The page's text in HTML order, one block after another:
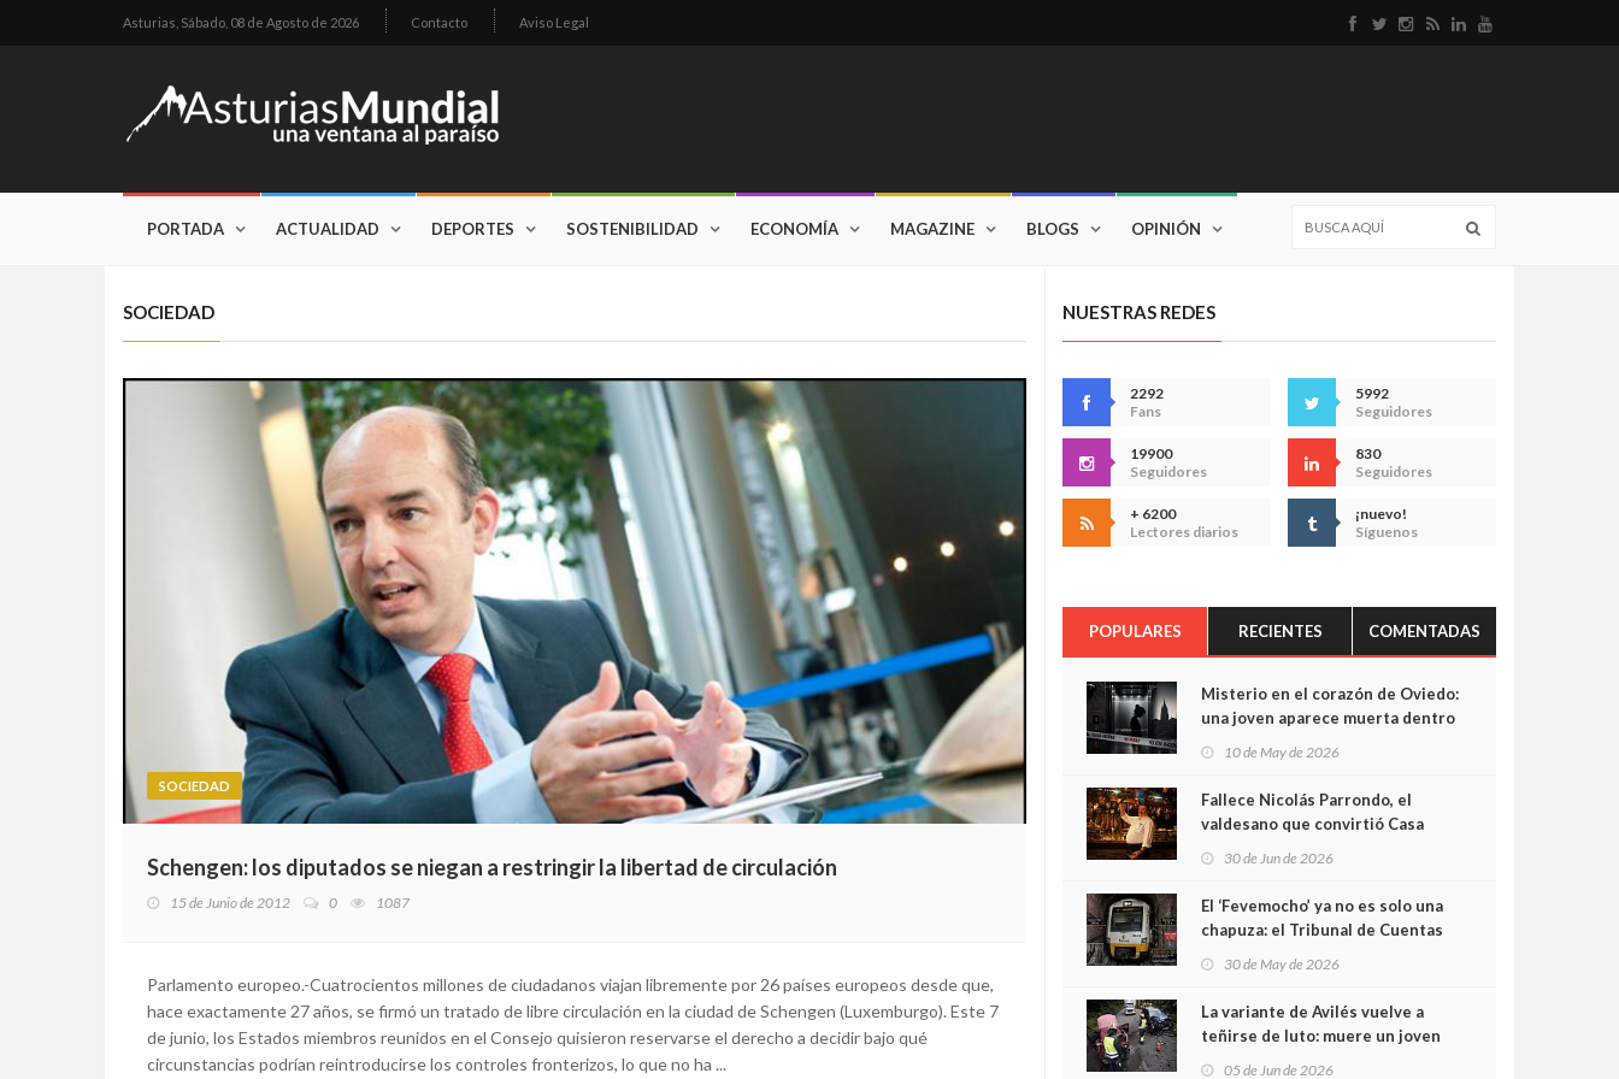
Asturias, Sábado, 08 de Agosto de 2026 Contacto Aviso Legal
PORTADA ACTUALIDAD DEPORTES SOSTENIBILIDAD ECONOMÍA MAGAZINE BLOGS OPINIÓN
SOCIEDAD
SOCIEDAD
Schengen: los diputados se niegan a restringir la libertad de circulación
15 de Junio de 2012 0 1087
Parlamento europeo.-Cuatrocientos millones de ciudadanos viajan libremente por 26 países europeos desde que,
hace exactamente 27 años, se firmó un tratado de libre circulación en la ciudad de Schengen (Luxemburgo). Este 7
de junio, los Estados miembros reunidos en el Consejo quisieron reservarse el derecho a decidir bajo qué
circunstancias podrían reintroducirse los controles fronterizos, lo que no ha ...
NUESTRAS REDES
2292
Fans
5992
Seguidores
19900
Seguidores
830
Seguidores
+ 6200
Lectores diarios
¡nuevo!
Síguenos
POPULARES RECIENTES COMENTADAS
Misterio en el corazón de Oviedo:
una joven aparece muerta dentro
cámaras captan sus últimos
minutos
10 de May de 2026
Fallece Nicolás Parrondo, el
valdesano que convirtió Casa
30 de Jun de 2026
El ‘Fevemocho’ ya no es solo una
chapuza: el Tribunal de Cuentas
sobrecoste de los trenes que no
cabían por los túneles
30 de May de 2026
La variante de Avilés vuelve a
teñirse de luto: muere un joven
05 de Jun de 2026